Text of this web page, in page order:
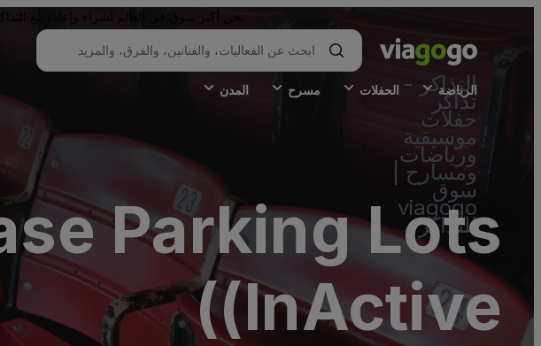
نحن أكبر سوق في العالم لشراء وإعادة بيع
التذاكر -
تذاكر
حفلات
موسيقية
ورياضات
ومسارح |
سوق
viagogo
للتذاكر
الرياضة الحفلات مسرح المدن
Parking Lots
(InActive)